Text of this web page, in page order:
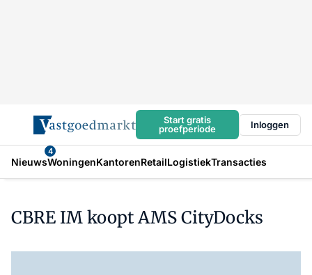
Start gratis
proefperiode
Inloggen
Nieuws
4
WoningenKantorenRetailLogistiekTransacties
CBRE IM koopt AMS CityDocks